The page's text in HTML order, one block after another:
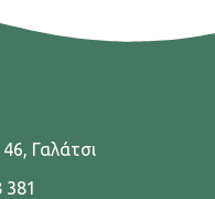
Γαλάτσι
381